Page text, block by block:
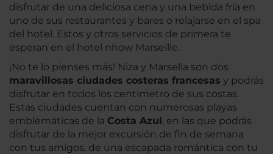
disfrutar de una deliciosa cena y una bebida fría en
uno de sus restaurantes y bares o relajarse en el spa
del hotel. Estos y otros servicios de primera te
esperan en el hotel nhow Marseille.
¡No te lo pienses más! Niza y Marsella son dos
maravillosas ciudades costeras francesas y podrás
disfrutar en todos los centímetro de sus costas.
Estas ciudades cuentan con numerosas playas
emblemáticas de la Costa Azul, en las que podrás
disfrutar de la mejor excursión de fin de semana
con tus amigos, de una escapada romántica con tu